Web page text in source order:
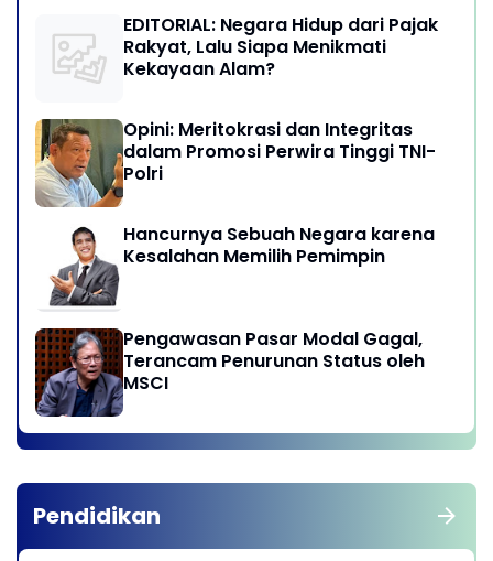
EDITORIAL: Negara Hidup dari Pajak
Rakyat, Lalu Siapa Menikmati
Kekayaan Alam?
Opini: Meritokrasi dan Integritas
dalam Promosi Perwira Tinggi TNI-
Polri
Hancurnya Sebuah Negara karena
Kesalahan Memilih Pemimpin
Pengawasan Pasar Modal Gagal,
Terancam Penurunan Status oleh
MSCI
Pendidikan